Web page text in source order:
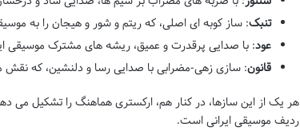
تنبک: ساز کوبه ای اصلی، که ریتم و شور و هیجان را به
عود: با صدایی پرقدرت و عمیق، ریشه های مشترک موسیقی
قانون: سازی زهی-مضرابی با صدایی رسا و دلنشین، که نقش
هر یک از این سازها، در کنار هم، ارکستری هماهنگ را تشکیل می
ردیف موسیقی ایرانی است.